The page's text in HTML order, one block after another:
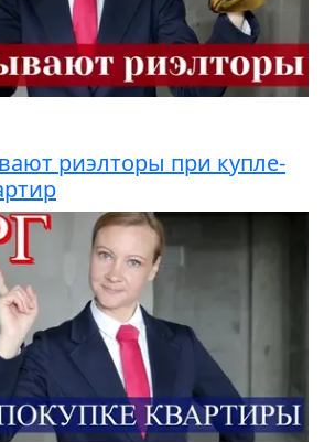
риэлторы при купле-